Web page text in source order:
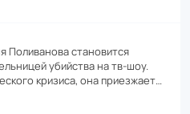
Поли­ва­нова стано­вится
убийства на тв-шоу.
кризиса, она приезжает…